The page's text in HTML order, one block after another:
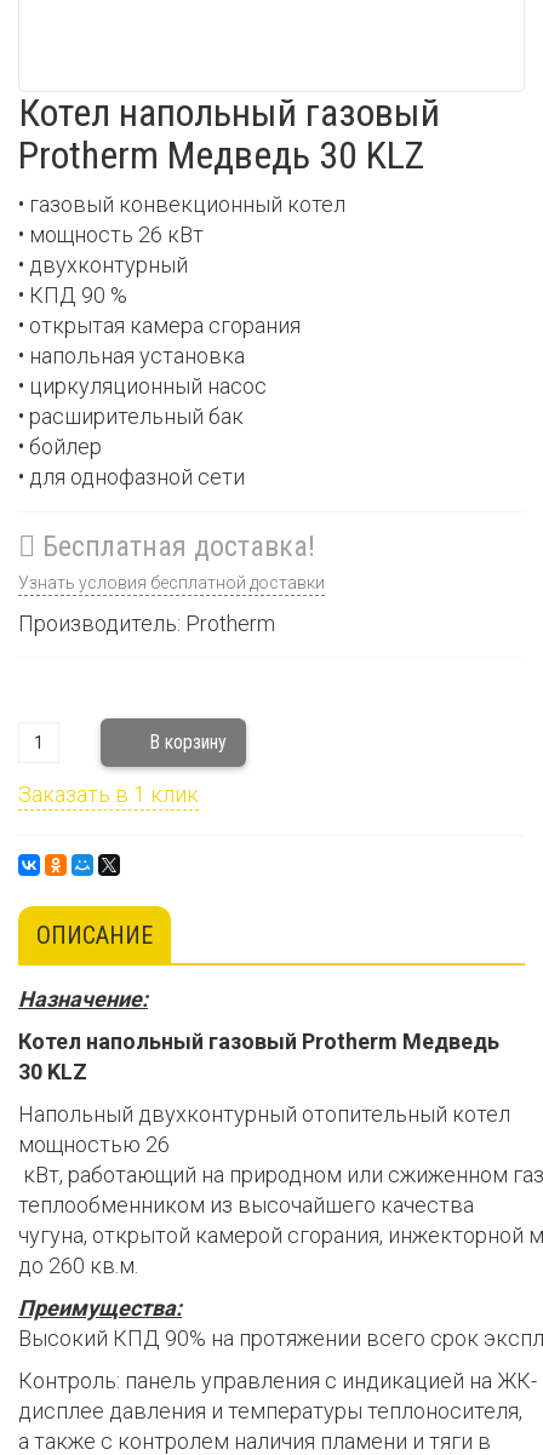
Котел напольный газовый
Protherm Медведь 30 KLZ
• газовый конвекционный котел
• мощность 26 кВт
• двухконтурный
• КПД 90 %
• открытая камера сгорания
• напольная установка
• циркуляционный насос
• расширительный бак
• бойлер
• для однофазной сети
Бесплатная доставка!
Узнать условия бесплатной доставки
Производитель: Protherm
Заказать в 1 клик
ОПИСАНИЕ
Назначение:
Котел напольный газовый Protherm Медведь
30 KLZ
Напольный двухконтурный отопительный котел
мощностью 26
кВт, работающий на природном или сжиженном
теплообменником из высочайшего качества
чугуна, открытой камерой сгорания,
до 260 кв.м.
Преимущества:
Высокий КПД 90% на протяжении всего срок
Контроль: панель управления с индикацией на ЖК-
дисплее давления и температуры теплоносителя,
а также с контролем наличия пламени и тяги в